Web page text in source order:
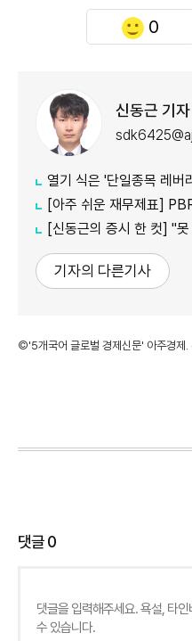
0
신동근 기자
열기 식은 '단일종목 레버
[아주 쉬운 재무제표] PBR이 뭐길
[신동근의 증시 한 컷] "못 사서 불안
기자의 다른기사
©'5개국어 글로벌 경제신문' 아주경제.
댓글0